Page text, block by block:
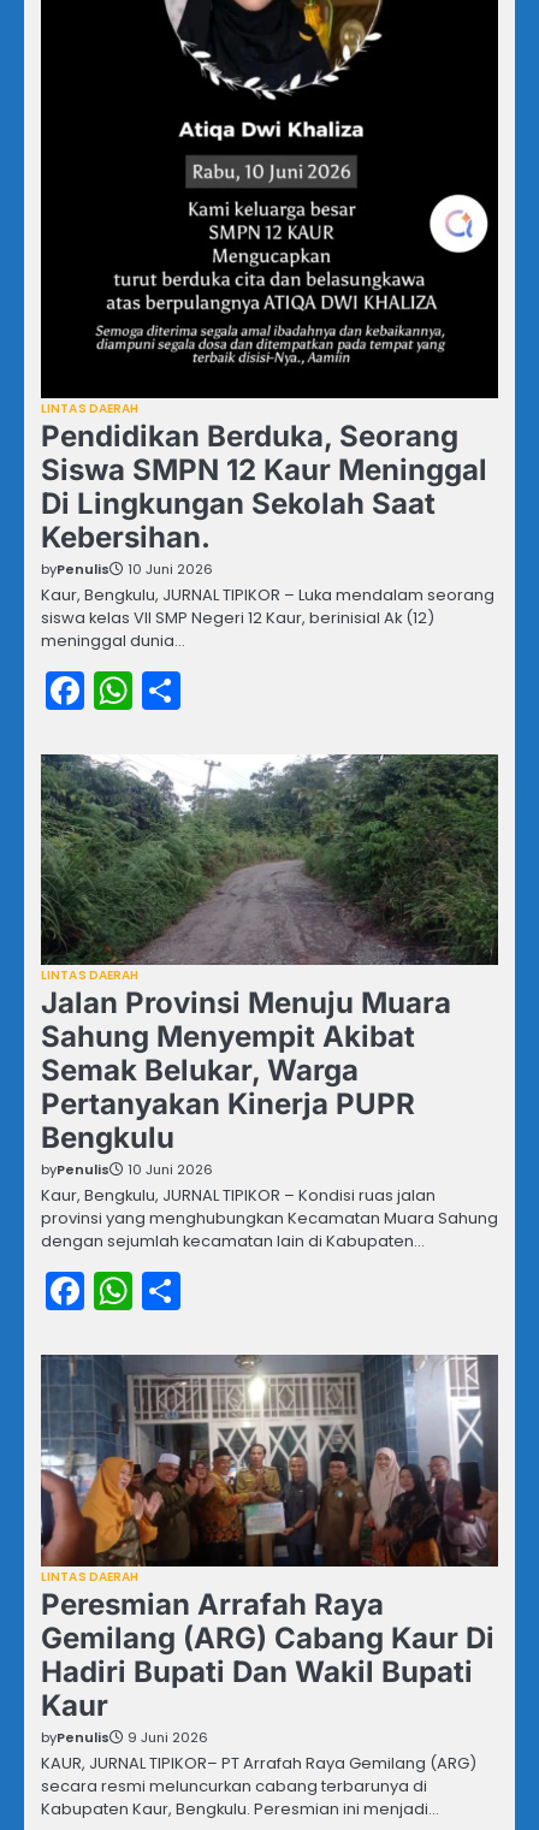
LINTAS DAERAH
Pendidikan Berduka, Seorang
Siswa SMPN 12 Kaur Meninggal
Di Lingkungan Sekolah Saat
Kebersihan.
byPenulis 10 Juni 2026
Kaur, Bengkulu, JURNAL TIPIKOR – Luka mendalam seorang
siswa kelas VII SMP Negeri 12 Kaur, berinisial Ak (12)
meninggal dunia…
Facebook
WhatsApp
LINTAS DAERAH
Jalan Provinsi Menuju Muara
Sahung Menyempit Akibat
Semak Belukar, Warga
Pertanyakan Kinerja PUPR
Bengkulu
byPenulis 10 Juni 2026
Kaur, Bengkulu, JURNAL TIPIKOR – Kondisi ruas jalan
provinsi yang menghubungkan Kecamatan Muara Sahung
dengan sejumlah kecamatan lain di Kabupaten…
Facebook
WhatsApp
LINTAS DAERAH
Peresmian Arrafah Raya
Gemilang (ARG) Cabang Kaur Di
Hadiri Bupati Dan Wakil Bupati
Kaur
byPenulis 9 Juni 2026
KAUR, JURNAL TIPIKOR– PT Arrafah Raya Gemilang (ARG)
secara resmi meluncurkan cabang terbarunya di
Kabupaten Kaur, Bengkulu. Peresmian ini menjadi…